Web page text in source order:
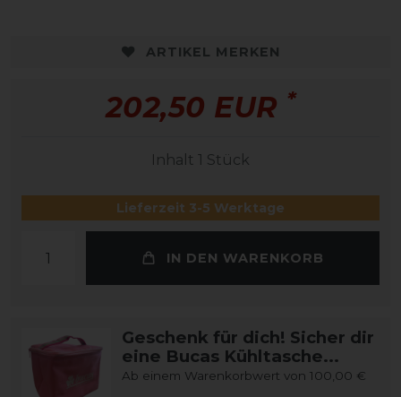
ARTIKEL MERKEN
202,50 EUR *
Inhalt 1 Stück
Lieferzeit 3-5 Werktage
IN DEN WARENKORB
Geschenk für dich! Sicher dir
eine Bucas Kühltasche...
Ab einem Warenkorbwert von 100,00 €